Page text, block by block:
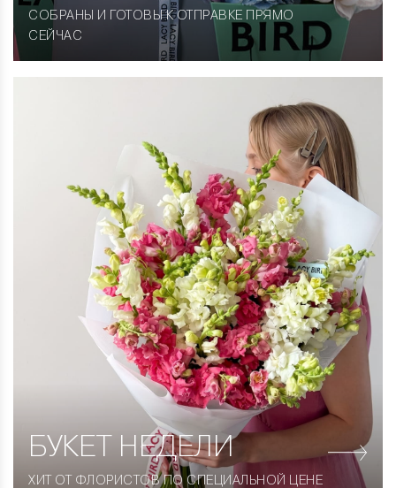
СОБРАНЫ И ГОТОВЫ К ОТПРАВКЕ ПРЯМО
СЕЙЧАС
БУКЕТ НЕДЕЛИ
ХИТ ОТ ФЛОРИСТОВ ПО СПЕЦИАЛЬНОЙ ЦЕНЕ